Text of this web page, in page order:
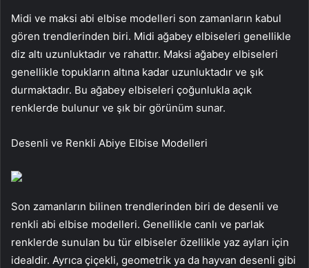
Midi ve maksi abi elbise modelleri son zamanların kabul
gören trendlerinden biri. Midi ağabey elbiseleri genellikle
diz altı uzunluktadır ve rahattır. Maksi ağabey elbiseleri
genellikle topukların altına kadar uzunluktadır ve şık
durmaktadır. Bu ağabey elbiseleri çoğunlukla açık
renklerde bulunur ve şık bir görünüm sunar.
Desenli ve Renkli Abiye Elbise Modelleri
Son zamanların bilinen trendlerinden biri de desenli ve
renkli abi elbise modelleri. Genellikle canlı ve parlak
renklerde sunulan bu tür elbiseler özellikle yaz ayları için
idealdir. Ayrıca çiçekli, geometrik ya da hayvan desenli gibi